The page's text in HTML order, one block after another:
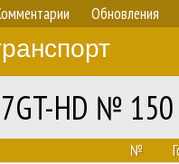
Обновления
HD № 150
№